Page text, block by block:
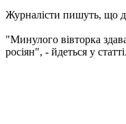
Журналісти пишуть, що
"Минулого вівторка
росіян", - йдеться у статті.